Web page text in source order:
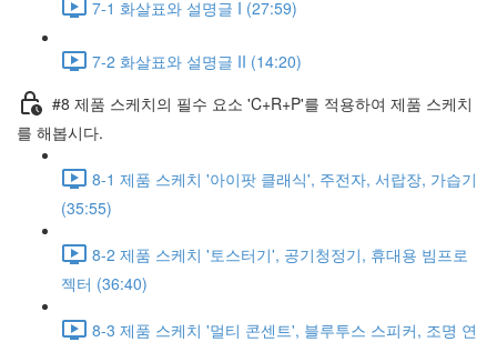
7-1 화살표와 설명글 I (27:59)
7-2 화살표와 설명글 II (14:20)
#8 제품 스케치의 필수 요소 'C+R+P'를 적용하여 제품 스케치
를 해봅시다.
8-1 제품 스케치 '아이팟 클래식', 주전자, 서랍장, 가습기
(35:55)
8-2 제품 스케치 '토스터기', 공기청정기, 휴대용 빔프로
젝터 (36:40)
8-3 제품 스케치 '멀티 콘센트', 블루투스 스피커, 조명 연